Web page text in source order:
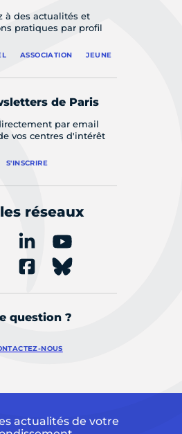
à des actualités et
pratiques par profil
ASSOCIATION JEUNE
de Paris
par email
vos centres d'intérêt
S'INSCRIRE
réseaux
question ?
NOUS
actualités de votre